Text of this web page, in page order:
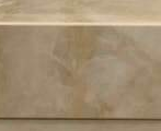
cu privire la cele
lucrării
tău.